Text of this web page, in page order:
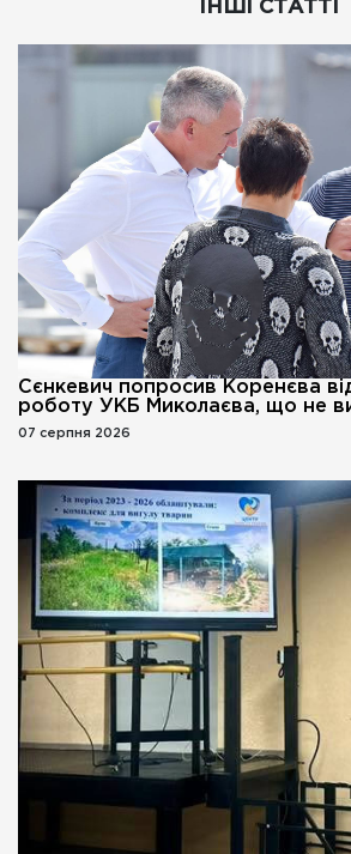
ІНШІ СТАТТІ
Сєнкевич попросив Коренєва
роботу УКБ Миколаєва, що не
07 серпня 2026